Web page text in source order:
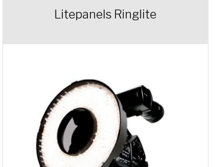
Litepanels Ringlite